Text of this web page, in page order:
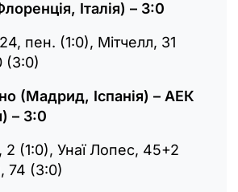
Італія) – 3:0
пен. (1:0), Мітчелл, 31
(3:0)
(Мадрид, Іспанія) – АЕК
– 3:0
(1:0), Унаї Лопес, 45+2
74 (3:0)